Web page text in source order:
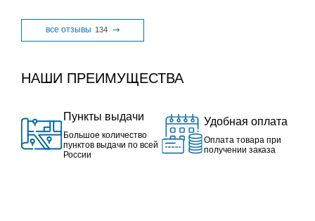
все отзывы 134
НАШИ ПРЕИМУЩЕСТВА
Пункты выдачи
Большое количество
пунктов выдачи по всей
России
Удобная оплата
Оплата товара при
получении заказа